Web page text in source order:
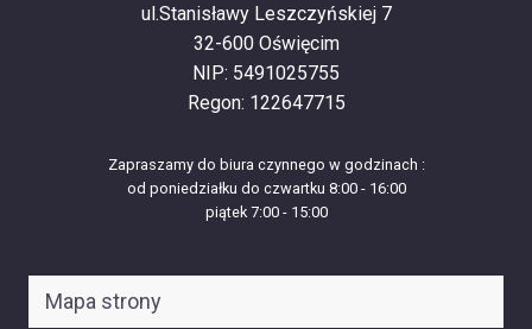
ul.Stanisławy Leszczyńskiej 7
32-600 Oświęcim
NIP: 5491025755
Regon: 122647715
Zapraszamy do biura czynnego w godzinach :
od poniedziałku do czwartku 8:00 - 16:00
piątek 7:00 - 15:00
Mapa strony